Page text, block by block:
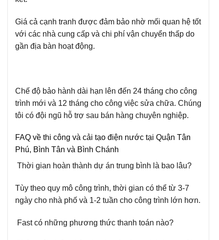
Giá cả cạnh tranh được đảm bảo nhờ mối quan hệ tốt
với các nhà cung cấp và chi phí vận chuyển thấp do
gần địa bàn hoạt động.
Chế độ bảo hành dài hạn lên đến 24 tháng cho công
trình mới và 12 tháng cho công việc sửa chữa. Chúng
tôi có đội ngũ hỗ trợ sau bán hàng chuyên nghiệp.
FAQ về thi công và cải tạo điện nước tại Quận Tân
Phú, Bình Tân và Bình Chánh
Thời gian hoàn thành dự án trung bình là bao lâu?
Tùy theo quy mô công trình, thời gian có thể từ 3-7
ngày cho nhà phố và 1-2 tuần cho công trình lớn hơn.
Fast có những phương thức thanh toán nào?